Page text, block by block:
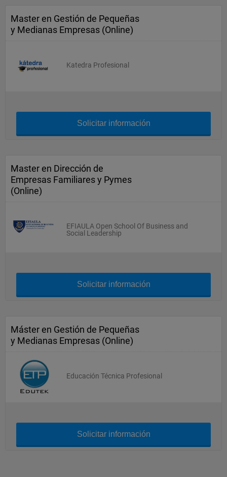
Master en Gestión de Pequeñas
y Medianas Empresas (Online)
Katedra Profesional
Solicitar información
Master en Dirección de
Empresas Familiares y Pymes
(Online)
EFIAULA Open School Of Business and
Social Leadership
Solicitar información
Máster en Gestión de Pequeñas
y Medianas Empresas (Online)
Educación Técnica Profesional
Solicitar información